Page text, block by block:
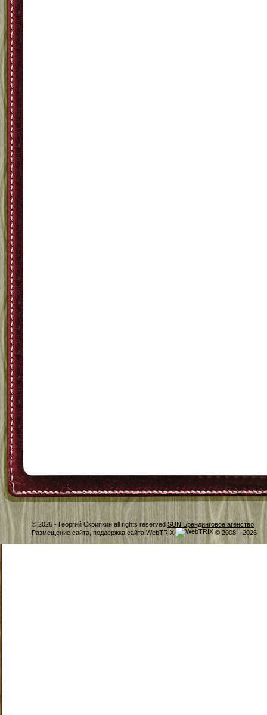
© 2026 - Георгий Скрипкин all rights reserved SUN Брендинговое агенство
Размещение сайта, поддержка сайта WebTRIX © 2008—2026